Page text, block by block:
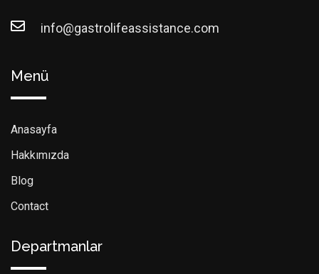
info@gastrolifeassistance.com
Menü
Anasayfa
Hakkımızda
Blog
Contact
Departmanlar